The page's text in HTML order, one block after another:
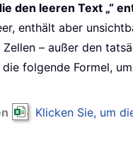
den leeren Text „“
enthält aber
– außer den
die folgende Formel,
Klicken Sie, um